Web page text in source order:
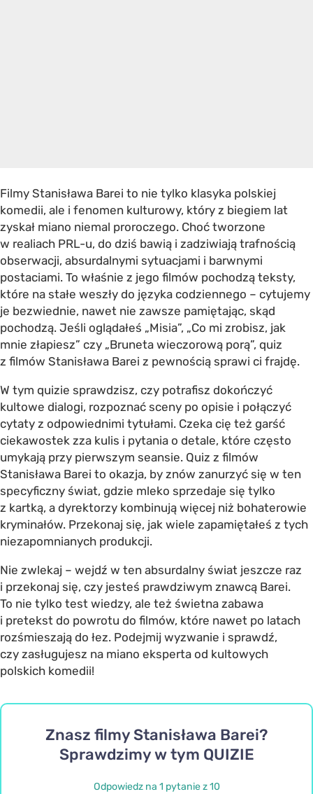
Filmy Stanisława Barei to nie tylko klasyka polskiej
komedii, ale i fenomen kulturowy, który z biegiem lat
zyskał miano niemal proroczego. Choć tworzone
w realiach PRL-u, do dziś bawią i zadziwiają trafnością
obserwacji, absurdalnymi sytuacjami i barwnymi
postaciami. To właśnie z jego filmów pochodzą teksty,
które na stałe weszły do języka codziennego – cytujemy
je bezwiednie, nawet nie zawsze pamiętając, skąd
pochodzą. Jeśli oglądałeś „Misia”, „Co mi zrobisz, jak
mnie złapiesz” czy „Bruneta wieczorową porą”, quiz
z filmów Stanisława Barei z pewnością sprawi ci frajdę.
W tym quizie sprawdzisz, czy potrafisz dokończyć
kultowe dialogi, rozpoznać sceny po opisie i połączyć
cytaty z odpowiednimi tytułami. Czeka cię też garść
ciekawostek zza kulis i pytania o detale, które często
umykają przy pierwszym seansie. Quiz z filmów
Stanisława Barei to okazja, by znów zanurzyć się w ten
specyficzny świat, gdzie mleko sprzedaje się tylko
z kartką, a dyrektorzy kombinują więcej niż bohaterowie
kryminałów. Przekonaj się, jak wiele zapamiętałeś z tych
niezapomnianych produkcji.
Nie zwlekaj – wejdź w ten absurdalny świat jeszcze raz
i przekonaj się, czy jesteś prawdziwym znawcą Barei.
To nie tylko test wiedzy, ale też świetna zabawa
i pretekst do powrotu do filmów, które nawet po latach
rozśmieszają do łez. Podejmij wyzwanie i sprawdź,
czy zasługujesz na miano eksperta od kultowych
polskich komedii!
Znasz filmy Stanisława Barei?
Sprawdzimy w tym QUIZIE
Odpowiedz na 1 pytanie z 10